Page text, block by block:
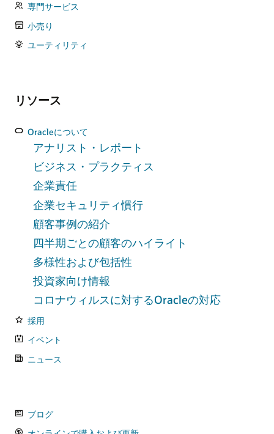
専門サービス
小売り
ユーティリティ
リソース
Oracleについて
アナリスト・レポート
ビジネス・プラクティス
企業責任
企業セキュリティ慣行
顧客事例の紹介
四半期ごとの顧客のハイライト
多様性および包括性
投資家向け情報
コロナウィルスに対するOracleの対応
採用
イベント
ニュース
ブログ